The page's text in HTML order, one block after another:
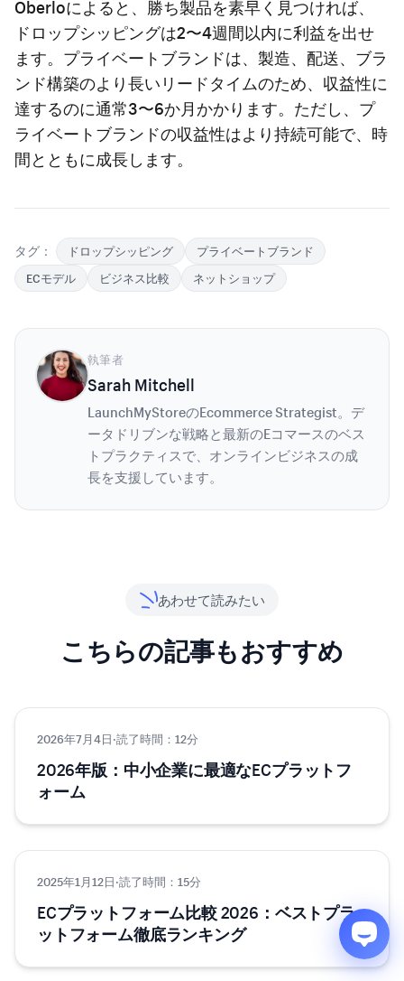
Oberloによると、勝ち製品を素早く見つければ、
ドロップシッピングは2〜4週間以内に利益を出せ
ます。プライベートブランドは、製造、配送、ブラ
ンド構築のより長いリードタイムのため、収益性に
達するのに通常3〜6か月かかります。ただし、プ
ライベートブランドの収益性はより持続可能で、時
間とともに成長します。
タグ： ドロップシッピング
プライベートブランド
ECモデル
ビジネス比較 ネットショップ
執筆者
Sarah Mitchell
LaunchMyStoreのEcommerce Strategist。デ
ータドリブンな戦略と最新のEコマースのベス
トプラクティスで、オンラインビジネスの成
長を支援しています。
あわせて読みたい
こちらの記事もおすすめ
Eコマース
2026年7月4日·読了時間：12分
2026年版：中小企業に最適なECプラットフ
ォーム
Eコマース
2025年1月12日·読了時間：15分
ECプラットフォーム比較 2026：ベストプラ
ットフォーム徹底ランキング